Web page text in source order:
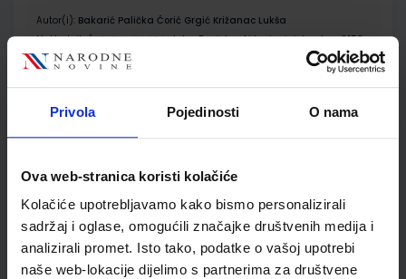
Privola Pojedinosti O nama
Ova web-stranica koristi kolačiće
Kolačiće upotrebljavamo kako bismo personalizirali
sadržaj i oglase, omogućili značajke društvenih medija i
analizirali promet. Isto tako, podatke o vašoj upotrebi
naše web-lokacije dijelimo s partnerima za društvene
Autor(i): Bakarić Palička Ćorić Grgić Križanac Lukša
Nakladnik:ŠKOLSKA KNJIGA d.d. Registarski broj ministarstva:6150-
DOM
SKU:556069 CIJENA:11,00 €
EUREKA 1; nastavni listići za prirodu i društvo u prvom
razredu osnovne škole
Autor(i): Dijana Ančić